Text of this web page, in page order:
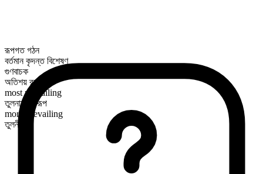
রূপগত গঠন
বর্তমান কৃদন্ত বিশেষণ
গুণবাচক
অতিশয় রূপ
most prevailing
তুলনামূলক রূপ
more prevailing
তুলনীয়